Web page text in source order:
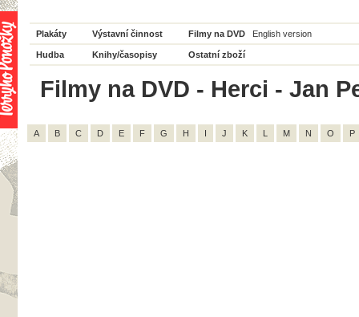
Plakáty Výstavní činnost Filmy na DVD English version
Hudba Knihy/časopisy Ostatní zboží
Filmy na DVD - Herci - Jan
A B C D E F G H I J K L M N O P